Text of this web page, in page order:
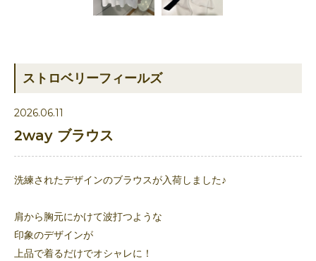
ストロベリーフィールズ
2026.06.11
2way ブラウス
洗練されたデザインのブラウスが入荷しました♪
肩から胸元にかけて波打つような
印象のデザインが
上品で着るだけでオシャレに！